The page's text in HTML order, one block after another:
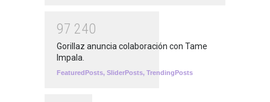
97 240
Gorillaz anuncia colaboración con Tame
Impala.
FeaturedPosts, SliderPosts, TrendingPosts